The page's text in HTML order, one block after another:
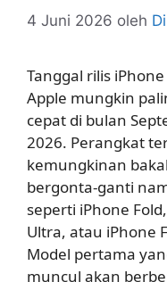
4 Juni 2026 oleh
Tanggal rilis
Apple mungkin
cepat di bulan
2026. Perangkat
kemungkinan bakal
bergonta-ganti
seperti iPhone
Ultra, atau iPhone
Model pertama
muncul akan